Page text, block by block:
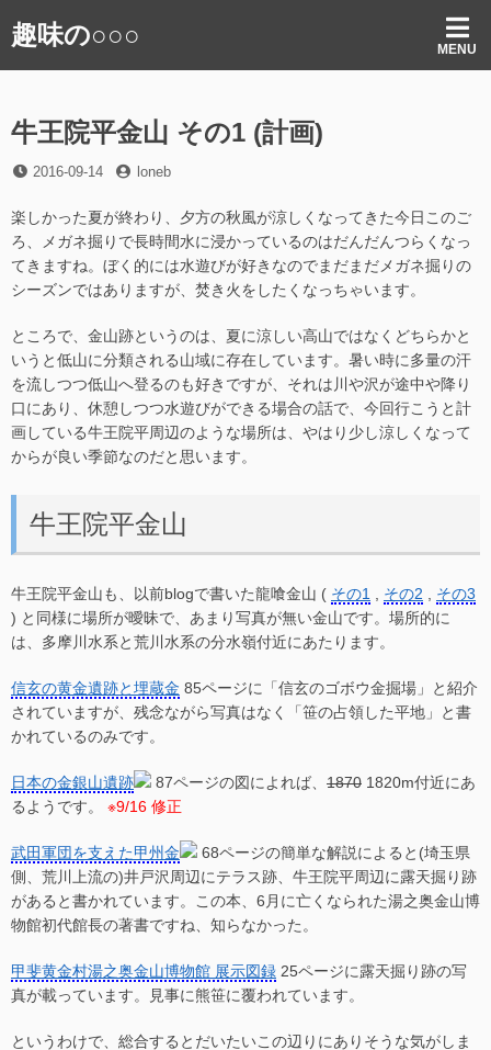
ン
へ
キ
プ
趣味の○○○ MENU
牛王院平金山 その1 (計画)
投
日
2016-09-14
投
者
loneb
楽しかった夏が終わり、夕方の秋風が涼しくなってきた今日このご
ろ、メガネ掘りで長時間水に浸かっているのはだんだんつらくなっ
てきますね。ぼく的には水遊びが好きなのでまだまだメガネ掘りの
シーズンではありますが、焚き火をしたくなっちゃいます。
ところで、金山跡というのは、夏に涼しい高山ではなくどちらかと
いうと低山に分類される山域に存在しています。暑い時に多量の汗
を流しつつ低山へ登るのも好きですが、それは川や沢が途中や降り
口にあり、休憩しつつ水遊びができる場合の話で、今回行こうと計
画している牛王院平周辺のような場所は、やはり少し涼しくなって
からが良い季節なのだと思います。
牛王院平金山
牛王院平金山も、以前blogで書いた龍喰金山 ( その1 その2
その3
) と同様に場所が曖昧で、あまり写真が無い金山です。場所的に
は、多摩川水系と荒川水系の分水嶺付近にあたります。
信玄の黄金遺跡と埋蔵金 85ページに「信玄のゴボウ金掘場」と紹介
されていますが、残念ながら写真はなく「笹の占領した平地」と書
かれているのみです。
日本の金銀山遺跡 87ページの図によれば、 1870 1820m付近にあ
るようです。 ※9/16 修正
武田軍団を支えた甲州金
68ページの簡単な解説によると(埼玉県
側、荒川上流の)井戸沢周辺にテラス跡、牛王院平周辺に露天掘り跡
があると書かれています。この本、6月に亡くなられた湯之奥金山博
物館初代館長の著書ですね、知らなかった。
甲斐黄金村湯之奥金山博物館 展示図録 25ページに露天掘り跡の写
真が載っています。見事に熊笹に覆われています。
というわけで、総合するとだいたいこの辺りにありそうな気がしま